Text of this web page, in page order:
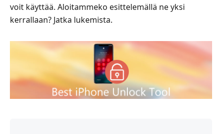
voit käyttää. Aloitammeko esittelemällä ne yksi
kerrallaan? Jatka lukemista.